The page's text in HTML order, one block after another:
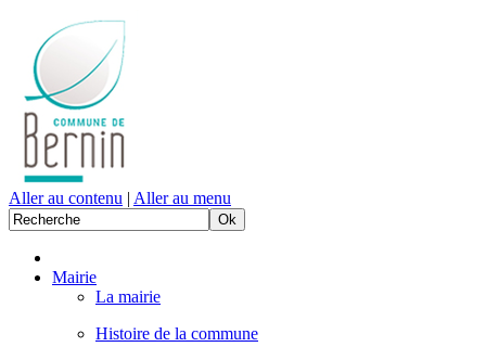
Aller au contenu | Aller au menu
Mairie
La mairie
Histoire de la commune